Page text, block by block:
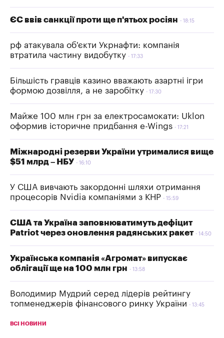
ЄС ввів санкції проти ще п'ятьох росіян 18:15
рф атакувала об'єкти Укрнафти: компанія
втратила частину видобутку
17:33
Більшість гравців казино вважають азартні ігри
формою дозвілля, а не заробітку
17:30
Майже 100 млн грн за електросамокати: Uklon
оформив історичне придбання e-Wings
17:21
Міжнародні резерви України утрималися вище
$51 млрд – НБУ
16:10
У США вивчають закордонні шляхи отримання
процесорів Nvidia компаніями з КНР
15:59
США та Україна заповнюватимуть дефіцит
Patriot через оновлення радянських ракет
14:50
Українська компанія «Агромат» випускає
облігації ще на 100 млн грн
13:58
Володимир Мудрий серед лідерів рейтингу
топменеджерів фінансового ринку України
13:45
ВСІ НОВИНИ